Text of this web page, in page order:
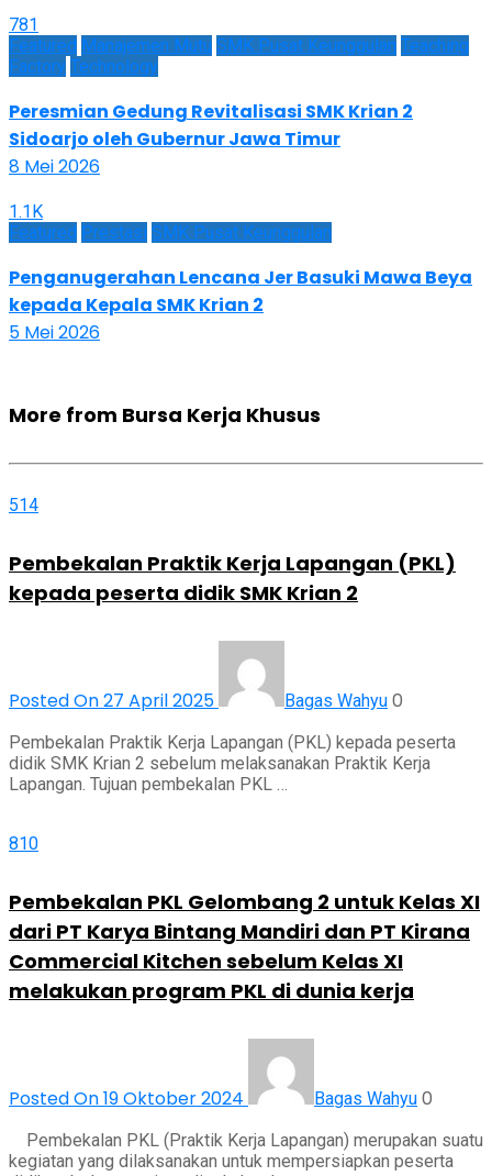
781
Featured Manajemen Mutu SMK Pusat Keunggulan Teaching
Factory Technology
Peresmian Gedung Revitalisasi SMK Krian 2
Sidoarjo oleh Gubernur Jawa Timur
8 Mei 2026
1.1K
Featured Prestasi SMK Pusat Keunggulan
Penganugerahan Lencana Jer Basuki Mawa Beya
kepada Kepala SMK Krian 2
5 Mei 2026
More from Bursa Kerja Khusus
514
Pembekalan Praktik Kerja Lapangan (PKL)
kepada peserta didik SMK Krian 2
Posted On 27 April 2025 Bagas Wahyu 0
Pembekalan Praktik Kerja Lapangan (PKL) kepada peserta
didik SMK Krian 2 sebelum melaksanakan Praktik Kerja
Lapangan. Tujuan pembekalan PKL …
810
Pembekalan PKL Gelombang 2 untuk Kelas XI
dari PT Karya Bintang Mandiri dan PT Kirana
Commercial Kitchen sebelum Kelas XI
melakukan program PKL di dunia kerja
Posted On 19 Oktober 2024 Bagas Wahyu 0
Pembekalan PKL (Praktik Kerja Lapangan) merupakan suatu
kegiatan yang dilaksanakan untuk mempersiapkan peserta